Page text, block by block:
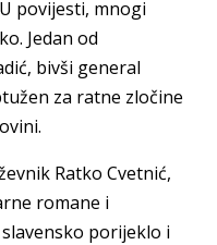
povijesti, mnogi
Jedan od
bivši general
za ratne zločine
Ratko Cvetnić,
romane i
porijeklo i